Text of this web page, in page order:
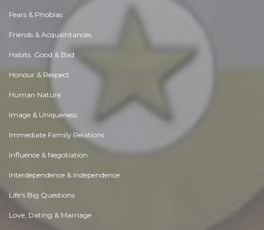
Fears & Phobias
Friends & Acquaintances
Habits. Good & Bad
Honour & Respect
Human Nature
Image & Uniqueness
Immediate Family Relations
Influence & Negotiation
Interdependence & Independence
Life's Big Questions
Love, Dating & Marriage